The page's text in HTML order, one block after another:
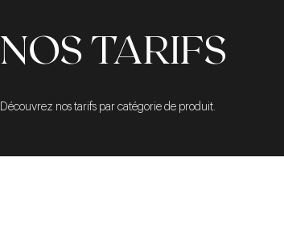
NOS TARIFS
Découvrez nos tarifs par catégorie de produit.